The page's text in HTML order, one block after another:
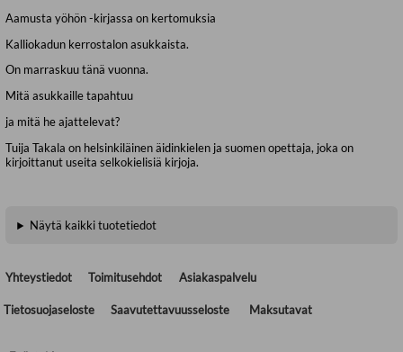
Aamusta yöhön -kirjassa on kertomuksia
Kalliokadun kerrostalon asukkaista.
On marraskuu tänä vuonna.
Mitä asukkaille tapahtuu
ja mitä he ajattelevat?
Tuija Takala on helsinkiläinen äidinkielen ja suomen opettaja, joka on
kirjoittanut useita selkokielisiä kirjoja.
Näytä kaikki tuotetiedot
Yhteystiedot Toimitusehdot Asiakaspalvelu
Tietosuojaseloste Saavutettavuusseloste Maksutavat